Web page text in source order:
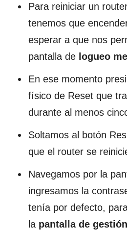
Para reiniciar un
tenemos que
esperar a que nos
pantalla de logueo
En ese momento
físico de Reset que
durante al menos
Soltamos al botón
que el router se
Navegamos por la
ingresamos la
tenía por defecto,
la pantalla de gestión